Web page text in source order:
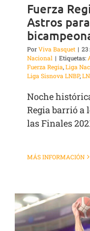
Fuerza
Astros
PorViva Basquet | 23
Nacional | Etiquetas:
Fuerza Regia,Liga
Liga Sisnova LNBP,
Noche
Regia barrió a
las Finales
MÁS INFORMACIÓN